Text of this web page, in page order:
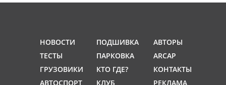
НОВОСТИ
ТЕСТЫ
ГРУЗОВИКИ
АВТОСПОРТ
ПОДШИВКА
ПАРКОВКА
КТО ГДЕ?
КЛУБ
АВТОРЫ
ARCAP
КОНТАКТЫ
РЕКЛАМА